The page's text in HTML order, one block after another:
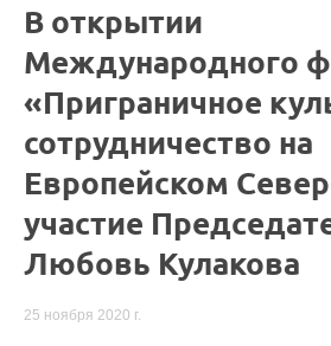
В открытии
Международного
«Приграничное
сотрудничество на
Европейском
участие
Любовь Кулакова
25 ноября 2020 г.